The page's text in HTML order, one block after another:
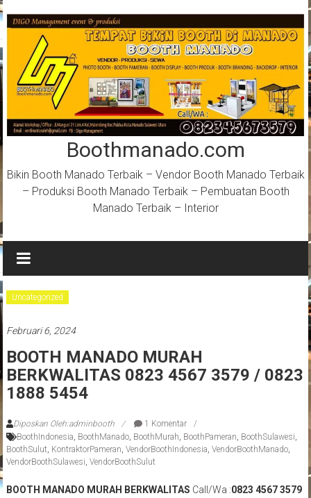
Lompat
ke
Boothmanado.com
Bikin Booth Manado Terbaik – Vendor Booth Manado Terbaik
– Produksi Booth Manado Terbaik – Pembuatan Booth
Manado Terbaik – Interior
Uncategorized
Februari 6, 2024
BOOTH MANADO MURAH
BERKWALITAS 0823 4567 3579 / 0823
1888 5454
Diposkan Oleh:adminbooth
1 Komentar
BoothIndonesia, BoothManado, BoothMurah, BoothPameran, BoothSulawesi,
BoothSulut, KontraktorPameran, VendorBoothIndonesia, VendorBoothManado,
VendorBoothSulawesi, VendorBoothSulut
BOOTH MANADO MURAH BERKWALITAS Call/Wa :0823 4567 3579